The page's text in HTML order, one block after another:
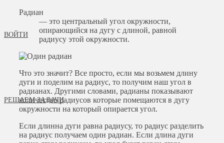
ВОЙТИ
РЕШАЕМ ЗАДАЧИ
Радиан
— это центральный угол окружности,
опирающийся на дугу с длиной, равной
радиусу этой окружности.
Что это значит? Все просто, если мы возьмем длину
дуги и поделим на радиус, то получим наш угол в
радианах. Другими словами, радианы показывают
количество радиусов которые помещаются в дугу
окружности на который опирается угол.
Если длинна дуги равна радиусу, то радиус разделить
на радиус получаем один радиан. Если длина дуги